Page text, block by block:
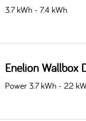
3.7 kWh - 7.4 kWh
Enelion Wallbox
Power 3.7 kWh - 22